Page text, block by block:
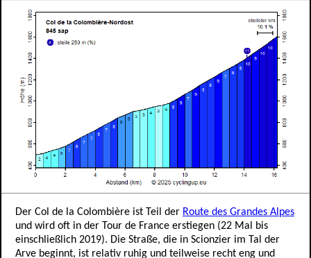
Der Col de la Colombière ist Teil der Route des Grandes Alpes
und wird oft in der Tour de France erstiegen (22 Mal bis
einschließlich 2019). Die Straße, die in Scionzier im Tal der
Arve beginnt, ist relativ ruhig und teilweise recht eng und